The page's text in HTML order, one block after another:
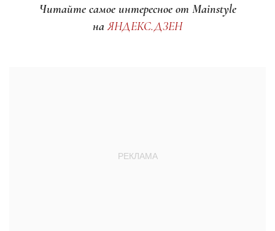
Читайте самое интересное от Mainstyle
наЯНДЕКС.ДЗЕН